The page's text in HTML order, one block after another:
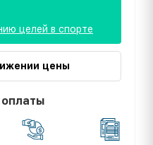
целей в спорте
цены